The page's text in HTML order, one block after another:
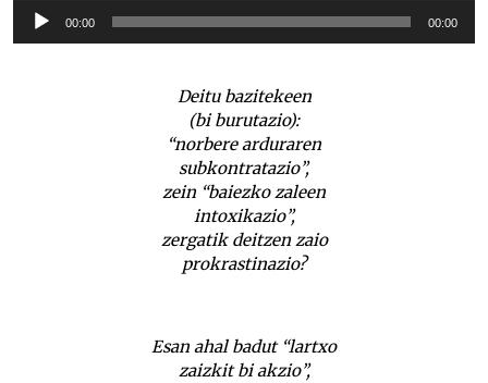
Soinu
erreproduzigailua
00:00 00:00
Deitu bazitekeen
(bi burutazio):
“norbere arduraren
subkontratazio”,
zein “baiezko zaleen
intoxikazio”,
zergatik deitzen zaio
prokrastinazio?
Esan ahal badut “lartxo
zaizkit bi akzio”,